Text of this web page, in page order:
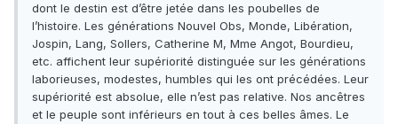
dont le destin est d’être jetée dans les poubelles de
l’histoire. Les générations Nouvel Obs, Monde, Libération,
Jospin, Lang, Sollers, Catherine M, Mme Angot, Bourdieu,
etc. affichent leur supériorité distinguée sur les générations
laborieuses, modestes, humbles qui les ont précédées. Leur
supériorité est absolue, elle n’est pas relative. Nos ancêtres
et le peuple sont inférieurs en tout à ces belles âmes. Le